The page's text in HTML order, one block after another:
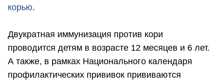
корью.
Двукратная иммунизация против кори
проводится детям в возрасте 12 месяцев и 6 лет.
А также, в рамках Национального календаря
профилактических прививок прививаются